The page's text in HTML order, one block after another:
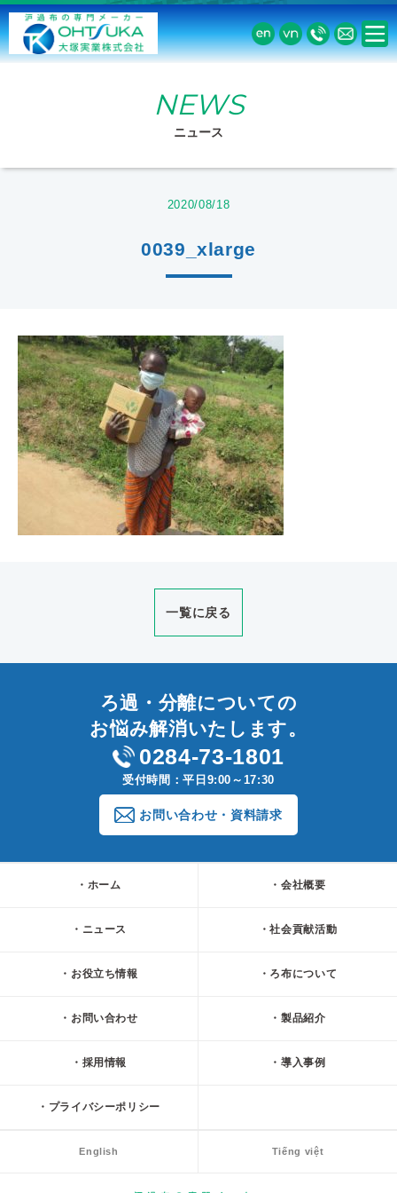
NEWS
ニュース
2020/08/18
0039_xlarge
一覧に戻る
ろ過・分離についての
お悩み解消いたします。
0284-73-1801
受付時間：平日9:00～17:30
お問い合わせ・資料請求
ホーム 会社概要
ニュース 社会貢献活動
お役立ち情報 ろ布について
お問い合わせ 製品紹介
採用情報 導入事例
プライバシーポリシー
English Tiếng việt